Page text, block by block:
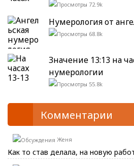
72.9k
Нумерология от
68.8k
Значение 13:13 на
нумерологии
55.8k
Комментарии
Женя
Как то став делала, на новую